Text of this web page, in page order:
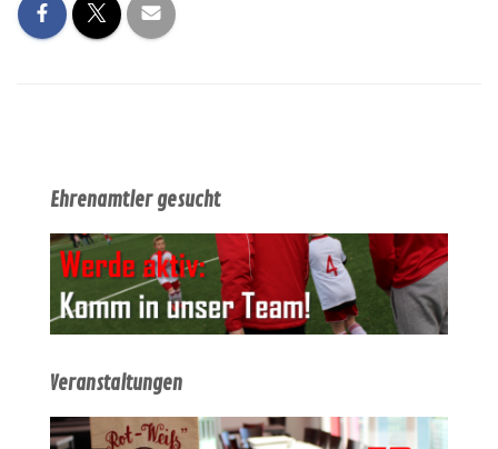
Ehrenamtler gesucht
Veranstaltungen